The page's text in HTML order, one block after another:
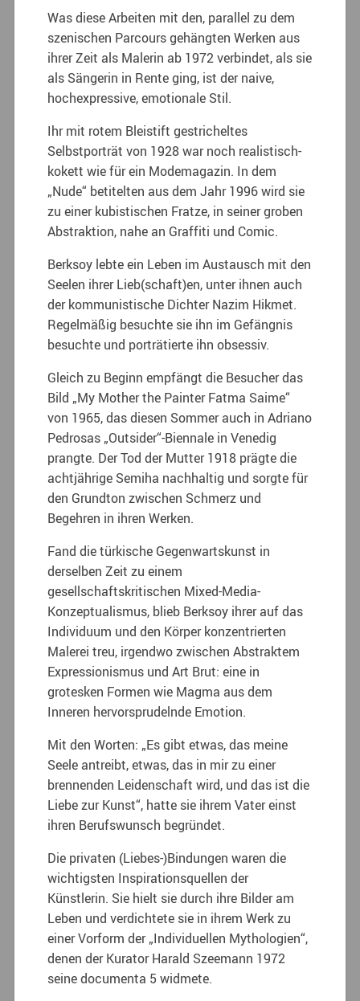
Was diese Arbeiten mit den, parallel zu dem
szenischen Parcours gehängten Werken aus
ihrer Zeit als Malerin ab 1972 verbindet, als sie
als Sängerin in Rente ging, ist der naive,
hochexpressive, emotionale Stil.
Ihr mit rotem Bleistift gestricheltes
Selbstporträt von 1928 war noch realistisch-
kokett wie für ein Modemagazin. In dem
„Nude“ betitelten aus dem Jahr 1996 wird sie
zu einer kubistischen Fratze, in seiner groben
Abstraktion, nahe an Graffiti und Comic.
Berksoy lebte ein Leben im Austausch mit den
Seelen ihrer Lieb(schaft)en, unter ihnen auch
der kommunistische Dichter Nazim Hikmet.
Regelmäßig besuchte sie ihn im Gefängnis
besuchte und porträtierte ihn obsessiv.
Gleich zu Beginn empfängt die Besucher das
Bild „My Mother the Painter Fatma Saime“
von 1965, das diesen Sommer auch in Adriano
Pedrosas „Outsider“-Biennale in Venedig
prangte. Der Tod der Mutter 1918 prägte die
achtjährige Semiha nachhaltig und sorgte für
den Grundton zwischen Schmerz und
Begehren in ihren Werken.
Fand die türkische Gegenwartskunst in
derselben Zeit zu einem
gesellschaftskritischen Mixed-Media-
Konzeptualismus, blieb Berksoy ihrer auf das
Individuum und den Körper konzentrierten
Malerei treu, irgendwo zwischen Abstraktem
Expressionismus und Art Brut: eine in
grotesken Formen wie Magma aus dem
Inneren hervorsprudelnde Emotion.
Mit den Worten: „Es gibt etwas, das meine
Seele antreibt, etwas, das in mir zu einer
brennenden Leidenschaft wird, und das ist die
Liebe zur Kunst“, hatte sie ihrem Vater einst
ihren Berufswunsch begründet.
Die privaten (Liebes-)Bindungen waren die
wichtigsten Inspirationsquellen der
Künstlerin. Sie hielt sie durch ihre Bilder am
Leben und verdichtete sie in ihrem Werk zu
einer Vorform der „Individuellen Mythologien“,
denen der Kurator Harald Szeemann 1972
seine documenta 5 widmete.